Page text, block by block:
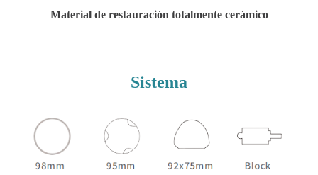
Material de restauración totalmente cerámico
Sistema